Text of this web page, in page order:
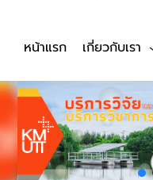
หน้าแรก เกี่ยวกับเรา